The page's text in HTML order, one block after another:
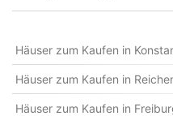
Häuser zum Kaufen in
Häuser zum Kaufen in
Häuser zum Kaufen in